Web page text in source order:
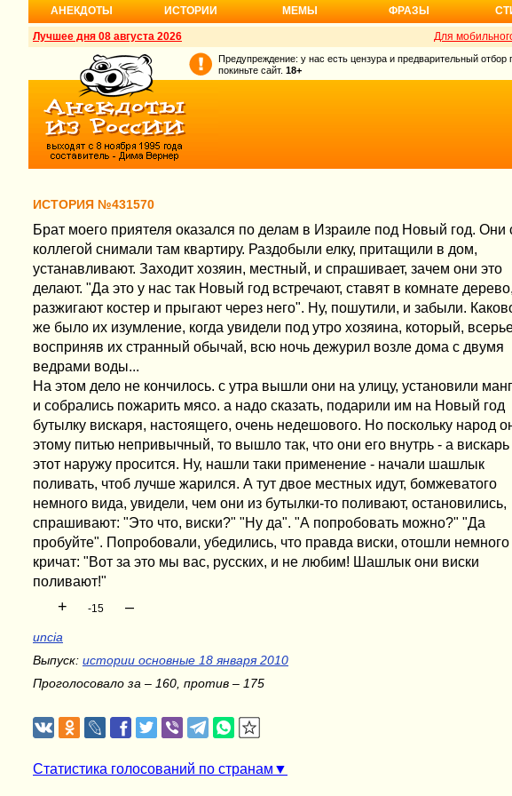
АНЕКДОТЫ ИСТОРИИ МЕМЫ ФРАЗЫ
Лучшее дня 08 августа 2026 Для
Предупреждение: у нас есть цензура и предварительный
покиньте сайт. 18+
ИСТОРИЯ №431570
Брат моего приятеля оказался по делам в Израиле под Новый год. Они
коллегой снимали там квартиру. Раздобыли елку, притащили в дом,
устанавливают. Заходит хозяин, местный, и спрашивает, зачем они это
делают. "Да это у нас так Новый год встречают, ставят в комнате дерево,
разжигают костер и прыгают через него". Ну, пошутили, и забыли.
же было их изумление, когда увидели под утро хозяина, который,
восприняв их странный обычай, всю ночь дежурил возле дома с двумя
ведрами воды...
На этом дело не кончилось. с утра вышли они на улицу, установили
и собрались пожарить мясо. а надо сказать, подарили им на Новый год
бутылку вискаря, настоящего, очень недешового. Но поскольку народ
этому питью непривычный, то вышло так, что они его внутрь - а вискарь
этот наружу просится. Ну, нашли таки применение - начали шашлык
поливать, чтоб лучше жарился. А тут двое местных идут, бомжеватого
немного вида, увидели, чем они из бутылки-то поливают, остановились,
спрашивают: "Это что, виски?" "Ну да". "А попробовать можно?" "Да
пробуйте". Попробовали, убедились, что правда виски, отошли немного
кричат: "Вот за это мы вас, русских, и не любим! Шашлык они виски
поливают!"
+ -15 –
uncia
Выпуск: истории основные 18 января 2010
Проголосовало за – 160, против – 175
Статистика голосований по странам